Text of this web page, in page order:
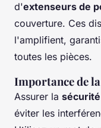
d'extenseurs de
couverture. Ces
l'amplifient,
toutes les pièces.
Importance de
Assurer la
éviter les